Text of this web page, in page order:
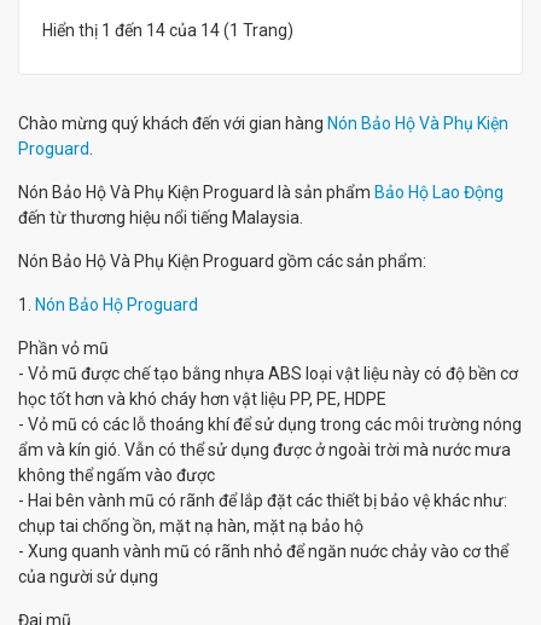
Hiển thị 1 đến 14 của 14 (1 Trang)
Chào mừng quý khách đến với gian hàng Nón Bảo Hộ Và Phụ Kiện
Proguard
Nón Bảo Hộ Và Phụ Kiện Proguard là sản phẩm Bảo Hộ Lao Động
đến từ thương hiệu nổi tiếng Malaysia.
Nón Bảo Hộ Và Phụ Kiện Proguard gồm các sản phẩm:
1. Nón Bảo Hộ Proguard
Phần vỏ mũ
- Vỏ mũ được chế tạo bằng nhựa ABS loại vật liệu này có độ bền cơ
học tốt hơn và khó cháy hơn vật liệu PP, PE, HDPE
- Vỏ mũ có các lỗ thoáng khí để sử dụng trong các môi trường nóng
ẩm và kín gió. Vẫn có thể sử dụng được ở ngoài trời mà nước mưa
không thể ngấm vào được
- Hai bên vành mũ có rãnh để lắp đặt các thiết bị bảo vệ khác như:
chụp tai chống ồn, mặt nạ hàn, mặt nạ bảo hộ
- Xung quanh vành mũ có rãnh nhỏ để ngăn nuớc chảy vào cơ thể
của người sử dụng
Đai mũ